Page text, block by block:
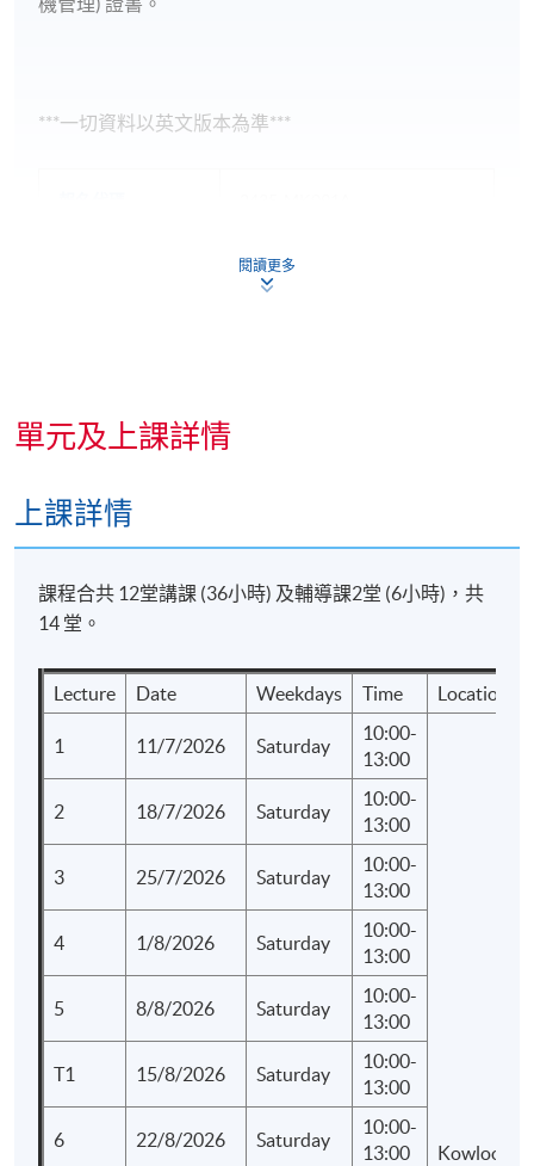
***一切資料以英文版本為準***
修業期
閱讀更多
單元及上課詳情
上課詳情
課程合共 12堂講課 (36小時) 及輔導課2堂 (6小時)，共
14 堂。
Lecture Date Weekdays Time Location
1 11/7/2026 Saturday
10:00-
13:00
Kowloon
2 18/7/2026 Saturday
10:00-
13:00
3 25/7/2026 Saturday
10:00-
13:00
4 1/8/2026 Saturday
10:00-
13:00
5 8/8/2026 Saturday
10:00-
13:00
T1 15/8/2026 Saturday
10:00-
13:00
6 22/8/2026 Saturday
10:00-
13:00